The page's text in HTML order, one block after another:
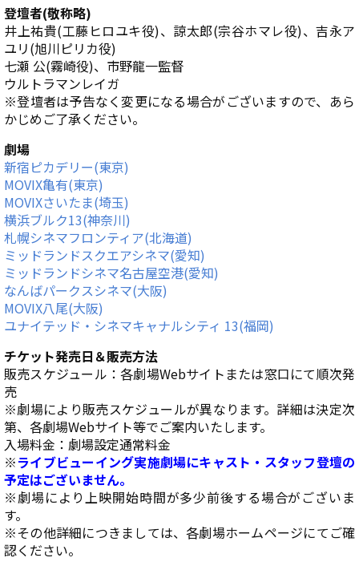
登壇者(敬称略)
井上祐貴(工藤ヒロユキ役)、諒太郎(宗谷ホマレ役)、吉永ア
ユリ(旭川ピリカ役)
七瀬 公(霧崎役)、市野龍一監督
ウルトラマンレイガ
※登壇者は予告なく変更になる場合がございますので、あら
かじめご了承ください。
劇場
新宿ピカデリー(東京)
MOVIX亀有(東京)
MOVIXさいたま(埼玉)
横浜ブルク13(神奈川)
札幌シネマフロンティア(北海道)
ミッドランドスクエアシネマ(愛知)
ミッドランドシネマ名古屋空港(愛知)
なんばパークスシネマ(大阪)
MOVIX八尾(大阪)
ユナイテッド・シネマキャナルシティ 13(福岡)
チケット発売日＆販売方法
販売スケジュール：各劇場Webサイトまたは窓口にて順次発
売
※劇場により販売スケジュールが異なります。詳細は決定次
第、各劇場Webサイト等でご案内いたします。
入場料金：劇場設定通常料金
※ライブビューイング実施劇場にキャスト・スタッフ登壇の
予定はございません。
※劇場により上映開始時間が多少前後する場合がございま
す。
※その他詳細につきましては、各劇場ホームページにてご確
認ください。